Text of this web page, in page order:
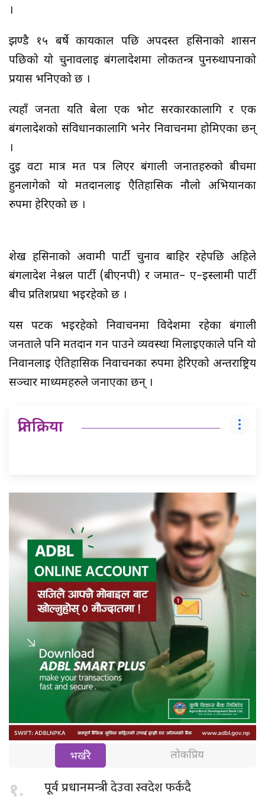
।
झण्डै १५ बर्षे कार्यकाल पछि अपदस्त हसिनाको शासन
पछिको यो चुनावलाई बंगलादेशमा लोकतन्त्र पुनस्र्थापनाको
प्रयास भनिएको छ ।
त्यहाँ जनता यति बेला एक भोट सरकारकालागि र एक
बंगलादेशको संविधानकालागि भनेर निर्वाचनमा होमिएका छन्
।
दुई वटा मात्र मत पत्र लिएर बंगाली जनातहरुको बीचमा
हुनलागेको यो मतदानलाई एैतिहासिक नौलो अभियानका
रुपमा हेरिएको छ ।
शेख हसिनाको अवामी पार्टी चुनाव बाहिर रहेपछि अहिले
बंगलादेश नेश्नल पार्टी (बीएनपी) र जमात– ए–इस्लामी पार्टी
बीच प्रतिशप्रर्धा भईरहेको छ ।
यस पटक भईरहेको निर्वाचनमा विदेशमा रहेका बंगाली
जनताले पनि मतदान गर्न पाउने व्यवस्था मिलाईएकाले पनि यो
निर्वानलाई ऐतिहासिक निर्वाचनका रुपमा हेरिएको अन्तराष्ट्रिय
सञ्चार माध्यमहरुले जनाएका छन् ।
प्रतिक्रिया
भर्खरै लोकप्रिय
१. पूर्व प्रधानमन्त्रीदेउवा स्वदेश फर्कदै